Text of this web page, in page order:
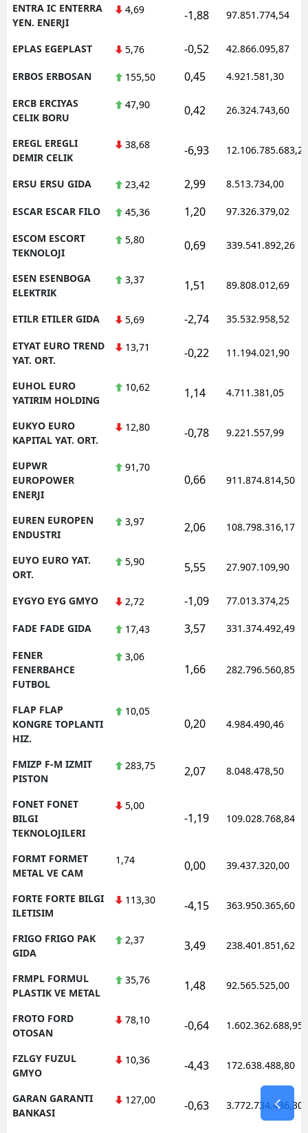
ENTRA IC ENTERRA
YEN. ENERJI
4,69 -1,88 97.851.774,54
EPLAS EGEPLAST 5,76 -0,52 42.866.095,87
ERBOS ERBOSAN 155,50 0,45 4.921.581,30
ERCB ERCIYAS
CELIK BORU
47,90 0,42 26.324.743,60
EREGL EREGLI
DEMIR CELIK
38,68 -6,93 12.106.785.683,20
ERSU ERSU GIDA 23,42 2,99 8.513.734,00
ESCAR ESCAR FILO 45,36 1,20 97.326.379,02
ESCOM ESCORT
TEKNOLOJI
5,80 0,69 339.541.892,26
ESEN ESENBOGA
ELEKTRIK
3,37 1,51 89.808.012,69
ETILR ETILER GIDA 5,69 -2,74 35.532.958,52
ETYAT EURO TREND
YAT. ORT.
13,71 -0,22 11.194.021,90
EUHOL EURO
YATIRIM HOLDING
10,62 1,14 4.711.381,05
EUKYO EURO
KAPITAL YAT. ORT.
12,80 -0,78 9.221.557,99
EUPWR
EUROPOWER
ENERJI
91,70
0,66 911.874.814,50
EUREN EUROPEN
ENDUSTRI
3,97 2,06 108.798.316,17
EUYO EURO YAT.
ORT.
5,90 5,55 27.907.109,90
EYGYO EYG GMYO 2,72 -1,09 77.013.374,25
FADE FADE GIDA 17,43 3,57 331.374.492,49
FENER
FENERBAHCE
FUTBOL
3,06
1,66 282.796.560,85
FLAP FLAP
KONGRE TOPLANTI
HIZ.
10,05
0,20 4.984.490,46
FMIZP F-M IZMIT
PISTON
283,75 2,07 8.048.478,50
FONET FONET
BILGI
TEKNOLOJILERI
5,00
-1,19 109.028.768,84
FORMT FORMET
METAL VE CAM
1,74 0,00 39.437.320,00
FORTE FORTE BILGI
ILETISIM
113,30 -4,15 363.950.365,60
FRIGO FRIGO PAK
GIDA
2,37 3,49 238.401.851,62
FRMPL FORMUL
PLASTIK VE METAL
35,76 1,48 92.565.525,00
FROTO FORD
OTOSAN
78,10 -0,64 1.602.362.688,95
FZLGY FUZUL
GMYO
10,36 -4,43 172.638.488,80
GARAN GARANTI
BANKASI
127,00 -0,63 3.772.734.436,30